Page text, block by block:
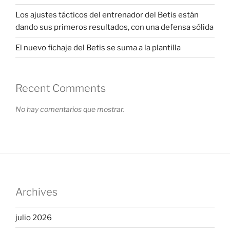
Los ajustes tácticos del entrenador del Betis están
dando sus primeros resultados, con una defensa sólida
El nuevo fichaje del Betis se suma a la plantilla
Recent Comments
No hay comentarios que mostrar.
Archives
julio 2026